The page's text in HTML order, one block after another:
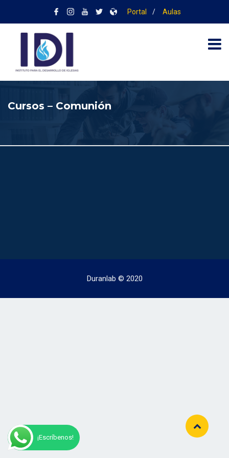
Portal / Aulas
Cursos – Comunión
Duranlab © 2020
¡Escríbenos!